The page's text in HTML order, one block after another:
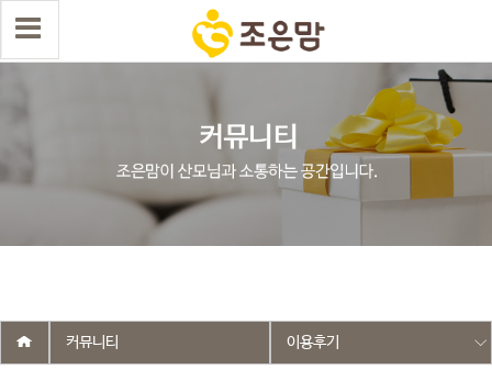
select wr_id, wr_subject from g5_write_m05_04 where wr_is_comment
= 0 and wr_datetime <= '2025-05-09 12:45:14' and wr_id <> '2549'
order by wr_datetime desc limit 1 asdasf
커뮤니티 이용후기